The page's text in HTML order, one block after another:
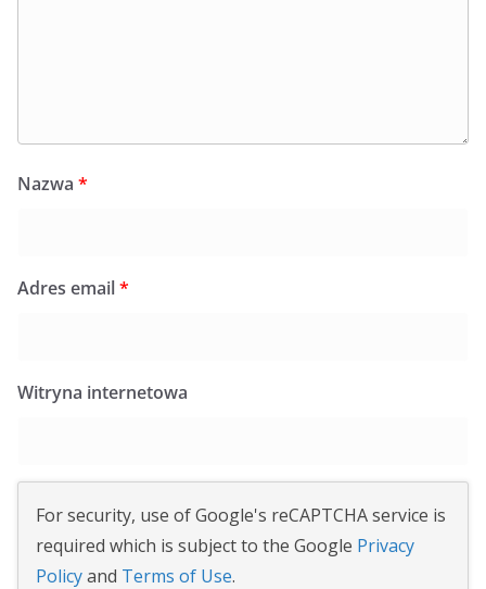
Nazwa *
Adres email*
Witryna internetowa
For security, use of Google's reCAPTCHA service is
required which is subject to the Google Privacy
Policyand Terms of Use.